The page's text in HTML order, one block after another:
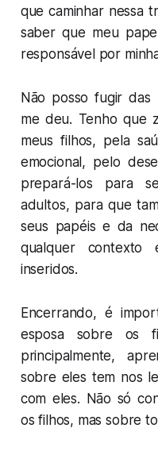
que caminhar nessa
saber que meu
responsável por
Não posso fugir das
me deu. Tenho que
meus filhos, pela
emocional, pelo
prepará-los para
adultos, para que
seus papéis e da
qualquer
inseridos.
Encerrando, é
esposa sobre os
principalmente,
sobre eles tem nos
com eles. Não só
os filhos, mas sobre